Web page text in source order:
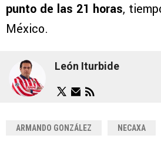
punto de las 21 horas,
México.
León Iturbide
ARMANDO GONZÁLEZ NECAXA